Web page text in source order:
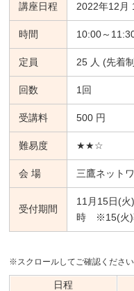
講座日程 2022年12月
時間 10:00～
定員 25 人 (先着
回数 1回
受講料 500 円
難易度 ★★☆
会 場 三鷹ネット
受付期間
11月15日(
時 ※15(火)
※スクロールしてご確認くださ
日程